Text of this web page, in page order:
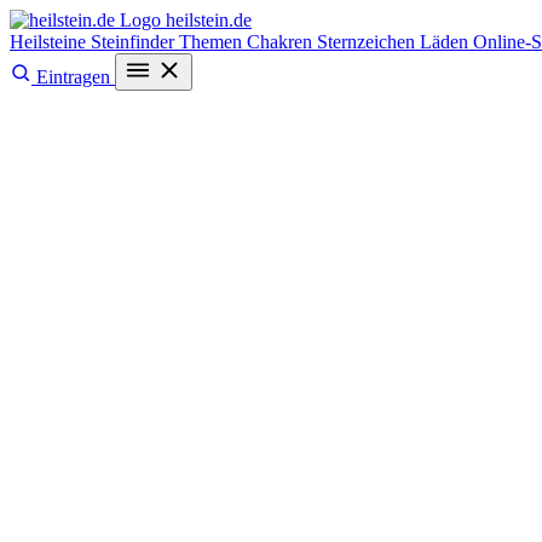
heilstein.de
Heilsteine SteinfinderThemen Chakren Sternzeichen Läden Online-
Eintragen